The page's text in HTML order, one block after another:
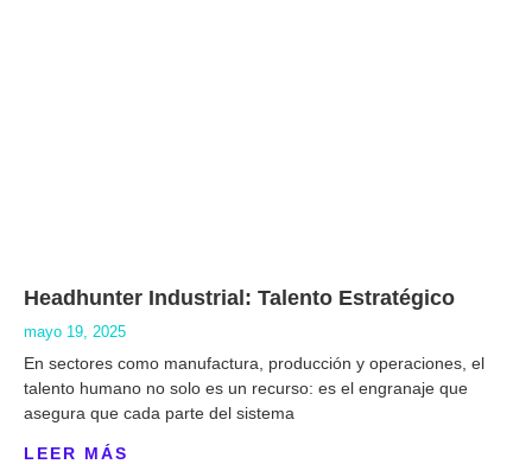
Headhunter Industrial: Talento Estratégico
mayo 19, 2025
En sectores como manufactura, producción y operaciones, el
talento humano no solo es un recurso: es el engranaje que
asegura que cada parte del sistema
LEER MÁS